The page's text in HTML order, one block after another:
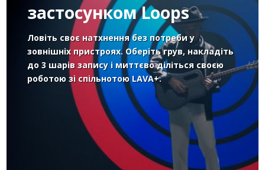
застосунком Loops
Ловіть своє натхнення без потреби у
зовнішніх пристроях. Оберіть грув, накладіть
до 3 шарів запису і миттєво діліться своєю
роботою зі спільнотою LAVA+.